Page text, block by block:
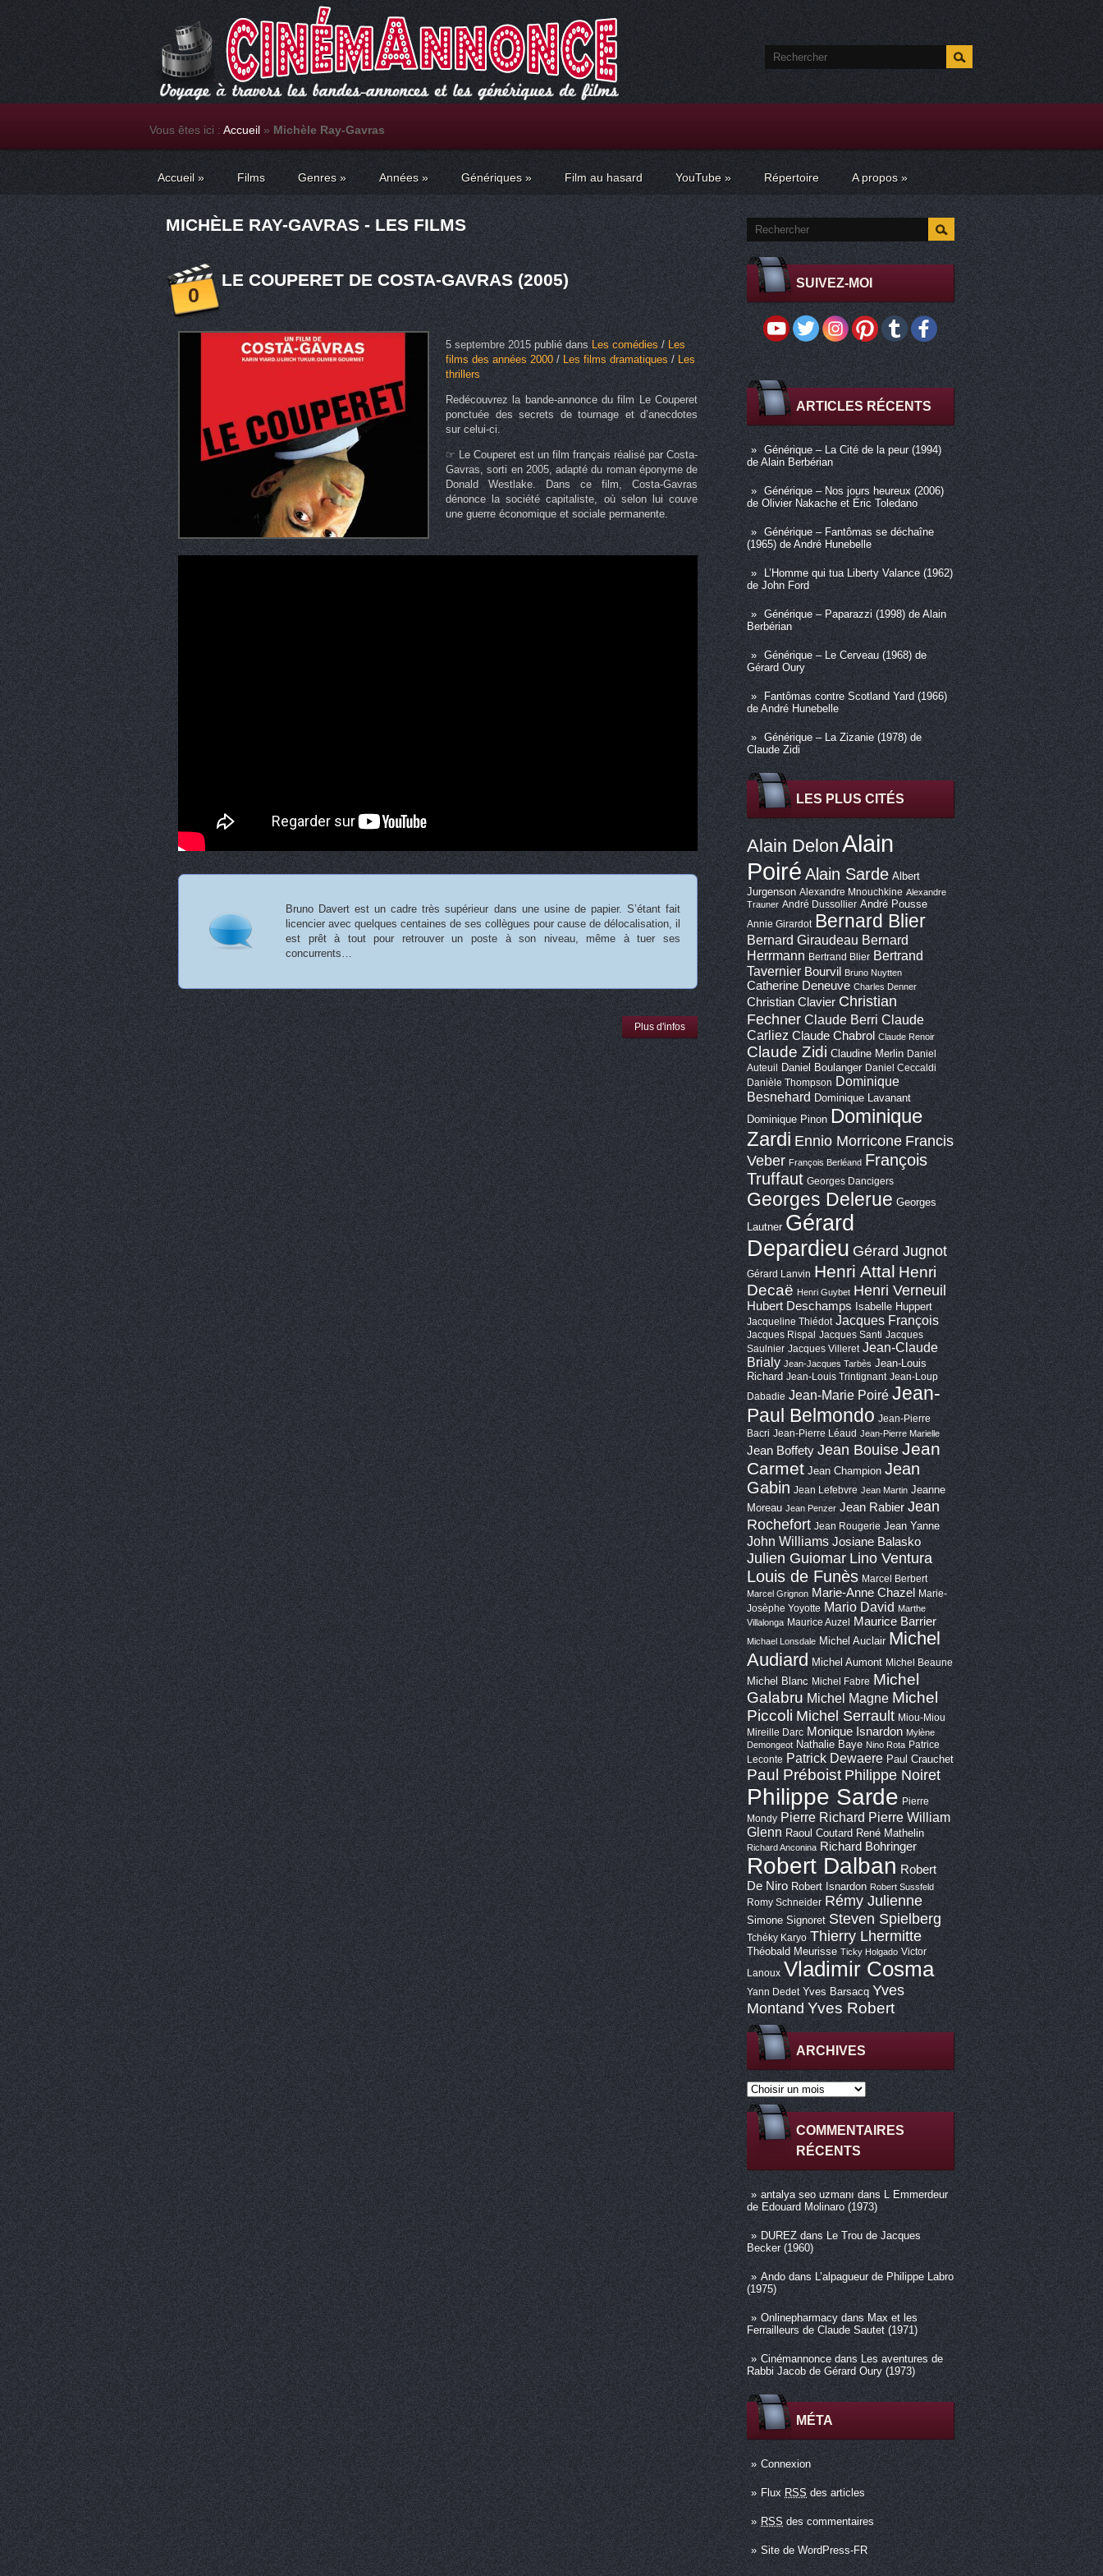
Vous êtes ici : Accueil » Michèle Ray-Gavras
Accueil » Films Genres» Années » Génériques » Film au hasard YouTube » Répertoire A propos »
SUIVEZ-MOI
ARTICLES RÉCENTS
Générique – La Cité de la peur (1994)
de Alain Berbérian
Générique – Nos jours heureux (2006)
de Olivier Nakache et Éric Toledano
Générique – Fantômas se déchaîne
(1965) de André Hunebelle
L’Homme qui tua Liberty Valance (1962)
de John Ford
Générique – Paparazzi (1998) de Alain
Berbérian
Générique – Le Cerveau (1968) de
Gérard Oury
Fantômas contre Scotland Yard (1966)
de André Hunebelle
Générique – La Zizanie (1978) de
Claude Zidi
LES PLUS CITÉS
Alain DelonAlain
Poiré Alain Sarde Albert
Jurgenson Alexandre Mnouchkine Alexandre
Trauner André Dussollier André Pousse
Annie Girardot Bernard Blier
Bernard Giraudeau Bernard
Herrmann Bertrand Blier Bertrand
Tavernier Bourvil Bruno Nuytten
Catherine Deneuve Charles Denner
Christian Clavier Christian
Fechner Claude Berri Claude
Carliez Claude Chabrol Claude Renoir
Claude Zidi Claudine Merlin Daniel
Auteuil
Daniel Boulanger Daniel Ceccaldi
Danièle Thompson Dominique
Besnehard Dominique Lavanant
Dominique Pinon Dominique
Zardi Ennio Morricone Francis
Veber François Berléand François
Truffaut Georges Dancigers
Georges Delerue Georges
Lautner Gérard
Depardieu Gérard Jugnot
Gérard Lanvin Henri Attal Henri
Decaë Henri Guybet Henri Verneuil
Hubert Deschamps Isabelle Huppert
Jacqueline Thiédot Jacques François
Jacques Rispal Jacques Santi Jacques
Saulnier Jacques Villeret Jean-Claude
Brialy Jean-Jacques Tarbès Jean-Louis
Richard Jean-Louis Trintignant Jean-Loup
Dabadie Jean-Marie Poiré Jean-
Paul Belmondo Jean-Pierre
Bacri Jean-Pierre Léaud Jean-Pierre Marielle
Jean Boffety Jean BouiseJean
Carmet Jean Champion Jean
Gabin Jean Lefebvre Jean Martin Jeanne
Moreau Jean Penzer Jean Rabier Jean
Rochefort Jean Rougerie Jean Yanne
John Williams Josiane Balasko
Julien Guiomar Lino Ventura
Louis de Funès Marcel Berbert
Marcel Grignon Marie-Anne Chazel
Marie-
Josèphe Yoyotte Mario David Marthe
Villalonga Maurice Auzel Maurice Barrier
Michael Lonsdale Michel Auclair Michel
Audiard Michel Aumont Michel Beaune
Michel Blanc Michel Fabre Michel
Galabru Michel Magne Michel
Piccoli Michel Serrault Miou-Miou
Mireille Darc Monique Isnardon Mylène
Demongeot Nathalie Baye Nino Rota Patrice
Leconte Patrick Dewaere Paul Crauchet
Paul Préboist Philippe Noiret
Philippe Sarde Pierre
Mondy Pierre Richard Pierre William
Glenn Raoul Coutard René Mathelin
Richard Anconina Richard Bohringer
Robert Dalban Robert
De Niro Robert Isnardon Robert Sussfeld
Romy Schneider Rémy Julienne
Simone Signoret Steven Spielberg
Tchéky Karyo Thierry Lhermitte
Théobald Meurisse Ticky Holgado Victor
Lanoux Vladimir Cosma
Yann Dedet Yves Barsacq Yves
Montand Yves Robert
ARCHIVES
COMMENTAIRES
RÉCENTS
antalya seo uzmanıdans L Emmerdeur
de Edouard Molinaro (1973)
DUREZdans Le Trou de Jacques
Becker (1960)
Andodans L’alpagueur de Philippe Labro
(1975)
Onlinepharmacy dansMax et les
Ferrailleurs de Claude Sautet (1971)
Cinémannonce dansLes aventures de
Rabbi Jacob de Gérard Oury (1973)
MÉTA
Connexion
Flux RSS des articles
RSSdes commentaires
Site de WordPress-FR
MICHÈLE RAY-GAVRAS - LES FILMS
0
LE COUPERET DE COSTA-GAVRAS (2005)
5 septembre 2015 publié dansLes comédies/ Les
films des années 2000/ Les films dramatiques / Les
thrillers
Redécouvrez la bande-annonce du film Le Couperet
ponctuée des secrets de tournage et d’anecdotes
sur celui-ci.
☞ Le Couperet est un film français réalisé par Costa-
Gavras, sorti en 2005, adapté du roman éponyme de
Donald Westlake. Dans ce film, Costa-Gavras
dénonce la société capitaliste, où selon lui couve
une guerre économique et sociale permanente.
Bruno Davert est un cadre très supérieur dans une usine de papier. S’étant fait
licencier avec quelques centaines de ses collègues pour cause de délocalisation, il
est prêt à tout pour retrouver un poste à son niveau, même à tuer ses
concurrents…
Plus d'infos